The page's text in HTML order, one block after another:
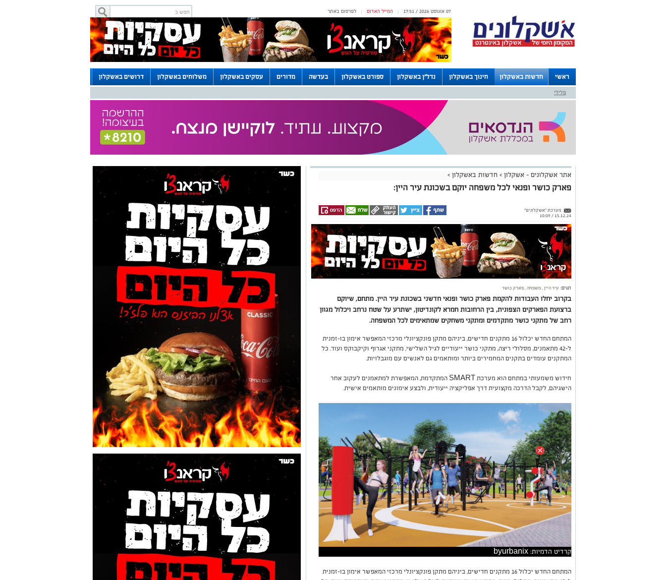
לפרסום באתר | המייל האדום | 07 אוגוסט 2026 / 17:51
ראשי חדשות באשקלון חינוך באשקלון נדל"ן באשקלון ספורט באשקלון בעדשה מדורים עסקים באשקלון משלוחים באשקלון דרושים באשקלון
לוחות
פלילי
אתר אשקלונים - אשקלון > חדשות באשקלון >
פארק כושר ופנאי לכל משפחה יוקם בשכונת עיר היין:
מערכת "אשקלונים"
15.12.24 / 10:09
תגים: עיר היין, משפחה,פארק כושר
בקרוב יחלו העבודות להקמת פארק כושר ופנאי חדשני בשכונת עיר היין. מתחם, שיוקם
ברצועת הפארקים הצפונית, בין הרחובות חמרא לקונדיטון, ישתרע על שטח נרחב ויכלול מגוון
רחב של מתקני כושר מתקדמים ומתקני משחקים שמתאימים לכל המשפחה.
המתחם החדש יכלול 16 מתקנים חדישים, ביניהם מתקן פונקציונלי מרכזי המאפשר אימון בו-זמנית
ל-42 מתאמנים, מסלולי ריצה, מתקני כושר ייעודיים לגיל השלישי, מתקני אגרוף וקיקבוקס ועוד. כל
המתקנים עומדים בתקנים המחמירים ביותר ומותאמים גם לאנשים עם מוגבלויות.
חידוש משמעותי במתחם הוא מערכת SMART המתקדמת, המאפשרת למתאמנים לעקוב אחר
הישגיהם, לקבל הדרכה מקצועית דרך אפליקציה ייעודית, ולבצע אימונים מותאמים אישית.
קרדיט הדמיות: byurbanix
המתחם החדש יכלול 16 מתקנים חדישים, ביניהם מתקן פונקציונלי מרכזי המאפשר אימון בו-זמנית